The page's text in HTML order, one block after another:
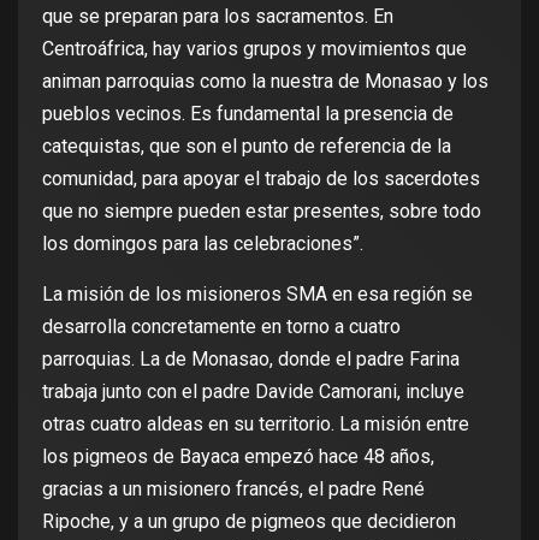
que se preparan para los sacramentos. En
Centroáfrica, hay varios grupos y movimientos que
animan parroquias como la nuestra de Monasao y los
pueblos vecinos. Es fundamental la presencia de
catequistas, que son el punto de referencia de la
comunidad, para apoyar el trabajo de los sacerdotes
que no siempre pueden estar presentes, sobre todo
los domingos para las celebraciones”.
La misión de los misioneros SMA en esa región se
desarrolla concretamente en torno a cuatro
parroquias. La de Monasao, donde el padre Farina
trabaja junto con el padre Davide Camorani, incluye
otras cuatro aldeas en su territorio. La misión entre
los pigmeos de Bayaca empezó hace 48 años,
gracias a un misionero francés, el padre René
Ripoche, y a un grupo de pigmeos que decidieron